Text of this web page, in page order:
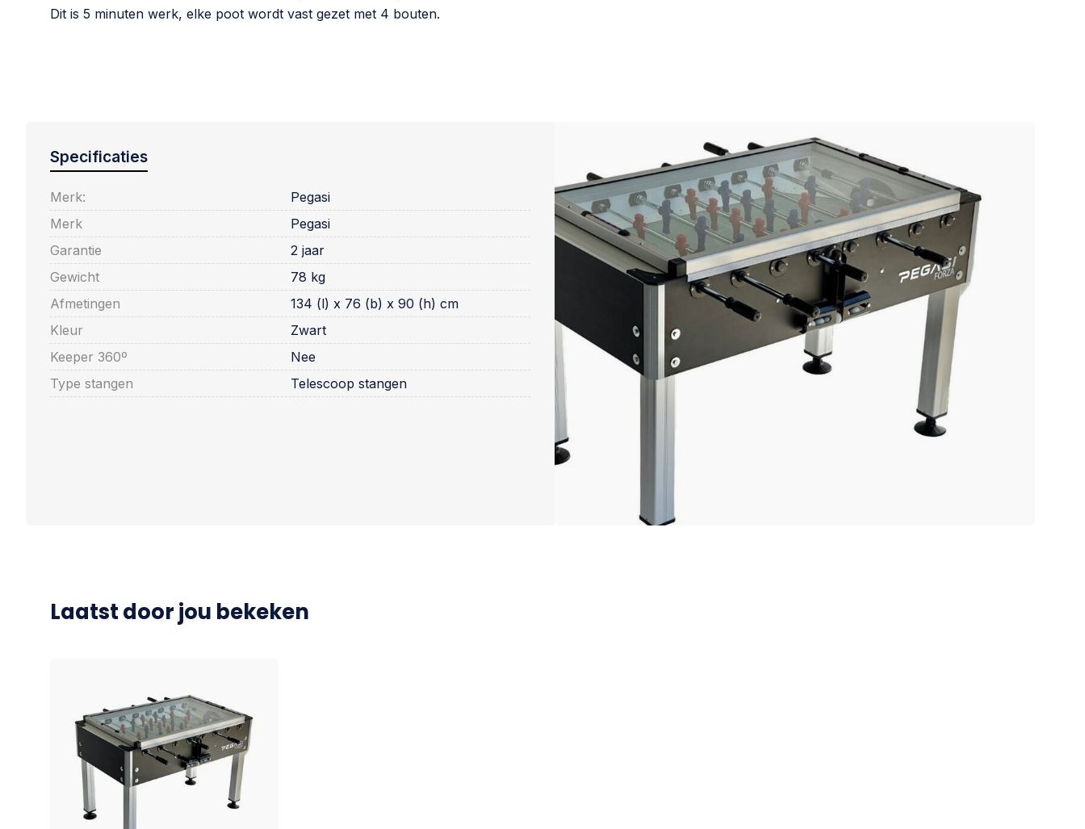
Dit is 5 minuten werk, elke poot wordt vast gezet met 4 bouten.
Specificaties
Merk:
Pegasi
Merk
Pegasi
Garantie
2 jaar
Gewicht
78 kg
Afmetingen
134 (l) x 76 (b) x 90 (h) cm
Kleur
Zwart
Keeper 360º
Nee
Type stangen
Telescoop stangen
Laatst door jou bekeken